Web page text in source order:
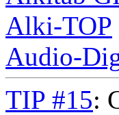
Alki-TOP
Audio-
TIP #15: